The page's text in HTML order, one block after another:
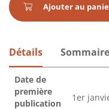
Ajouter au
Détails Sommaire
Date de
première
publication
1er